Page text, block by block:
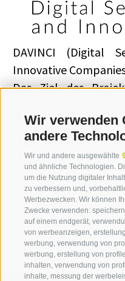
Wir verwenden
andere
Wir und andere ausgewählte
und ähnliche Technologien.
um die Nutzung digitaler
zu verbessern und,
Werbezwecken. Wir können
Zwecke verwenden:
auf einem endgerät,
von werbeanzeigen,
werbung, verwendung von
werbung, erstellung von
inhalten, verwendung von
inhalte, messung der
DAVINCI (Digital
Innovative
Das Ziel des
von
dienstleistungen
Digitalisierung zu
konzentrieren wir
Open
4.0 und Digital